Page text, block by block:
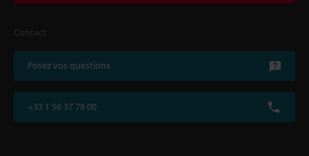
Contact
Posez vos questions
+33 1 56 37 78 00